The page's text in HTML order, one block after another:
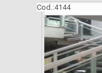
Cod.:4144